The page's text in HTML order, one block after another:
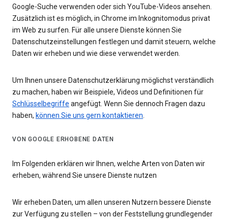
Google-Suche verwenden oder sich YouTube-Videos ansehen.
Zusätzlich ist es möglich, in Chrome im Inkognitomodus privat
im Web zu surfen. Für alle unsere Dienste können Sie
Datenschutzeinstellungen festlegen und damit steuern, welche
Daten wir erheben und wie diese verwendet werden.
Um Ihnen unsere Datenschutzerklärung möglichst verständlich
zu machen, haben wir Beispiele, Videos und Definitionen für
Schlüsselbegriffe angefügt. Wenn Sie dennoch Fragen dazu
haben, können Sie uns gern kontaktieren.
VON GOOGLE ERHOBENE DATEN
Im Folgenden erklären wir Ihnen, welche Arten von Daten wir
erheben, während Sie unsere Dienste nutzen
Wir erheben Daten, um allen unseren Nutzern bessere Dienste
zur Verfügung zu stellen – von der Feststellung grundlegender